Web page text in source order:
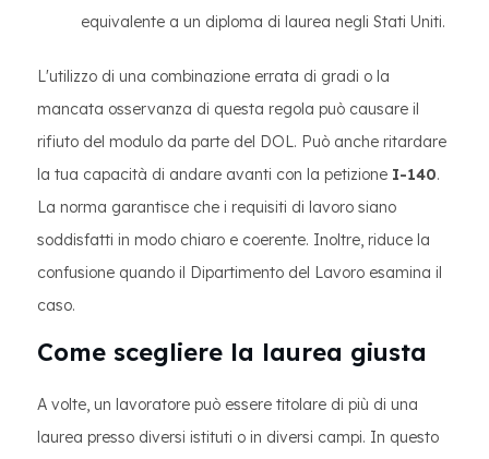
equivalente a un diploma di laurea negli Stati Uniti.
L'utilizzo di una combinazione errata di gradi o la
mancata osservanza di questa regola può causare il
rifiuto del modulo da parte del DOL. Può anche ritardare
la tua capacità di andare avanti con la petizione I-140.
La norma garantisce che i requisiti di lavoro siano
soddisfatti in modo chiaro e coerente. Inoltre, riduce la
confusione quando il Dipartimento del Lavoro esamina il
caso.
Come scegliere la laurea giusta
A volte, un lavoratore può essere titolare di più di una
laurea presso diversi istituti o in diversi campi. In questo